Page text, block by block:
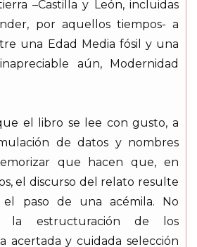
–Castilla y León, incluidas
por aquellos tiempos- a
una Edad Media fósil y una
aún, Modernidad
el libro se lee con gusto, a
de datos y nombres
que hacen que, en
el discurso del relato resulte
paso de una acémila. No
la estructuración de los
acertada y cuidada selección